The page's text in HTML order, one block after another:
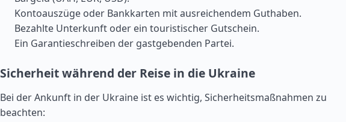
Kontoauszüge oder Bankkarten mit ausreichendem Guthaben.
Bezahlte Unterkunft oder ein touristischer Gutschein.
Ein Garantieschreiben der gastgebenden Partei.
Sicherheit während der Reise in die Ukraine
Bei der Ankunft in der Ukraine ist es wichtig, Sicherheitsmaßnahmen zu
beachten: